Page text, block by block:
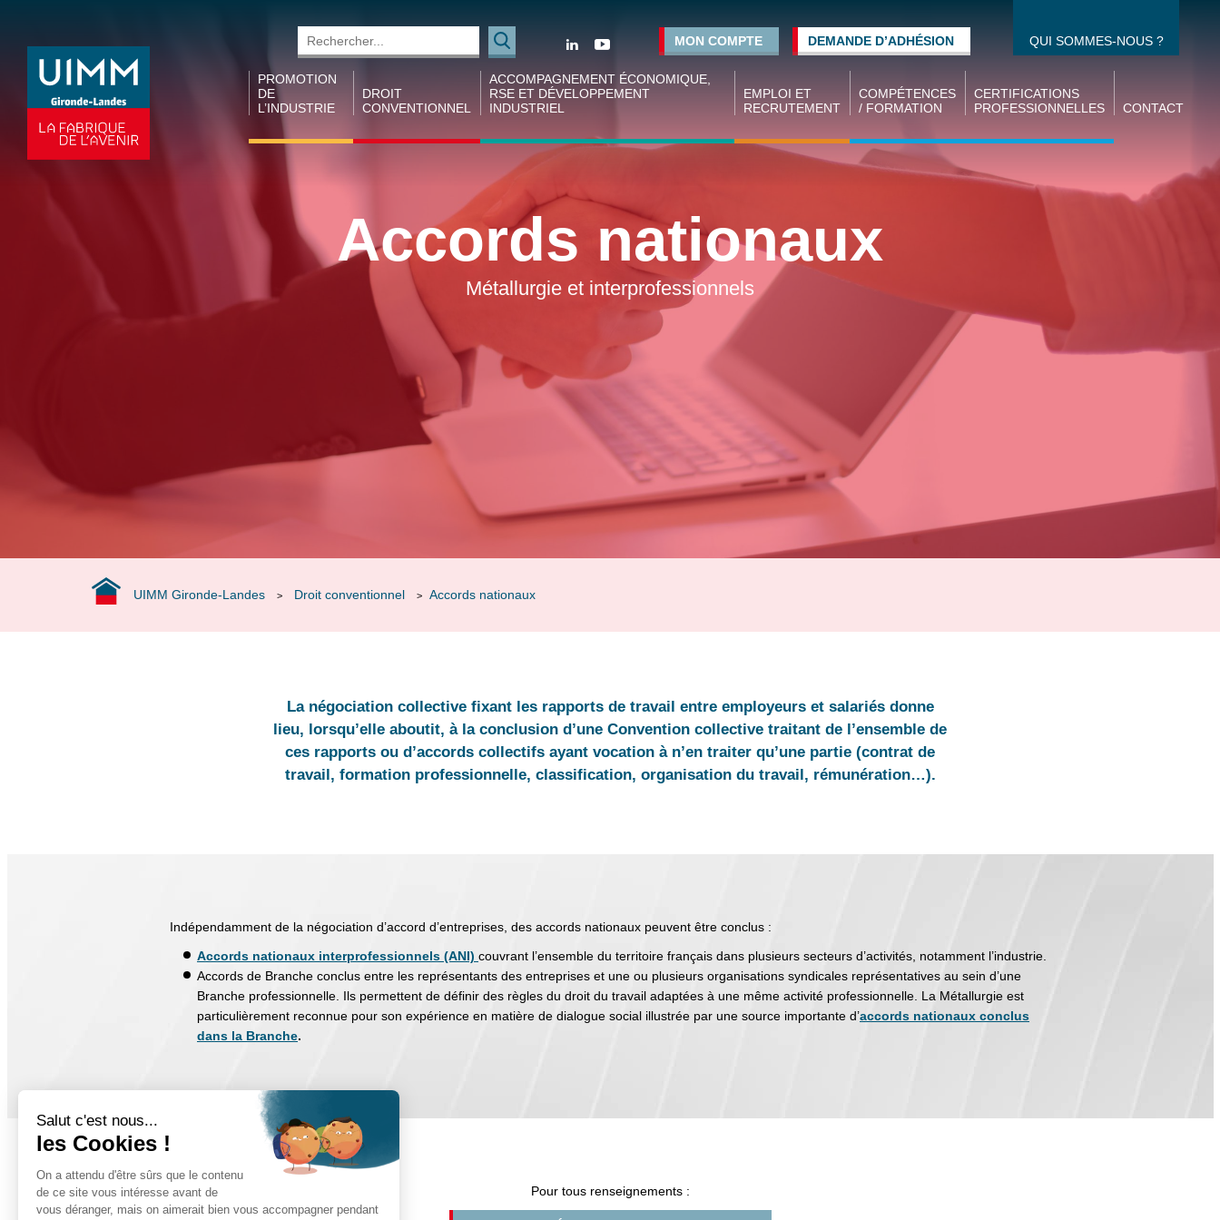
Rechercher Rechercher MON COMPTE DEMANDE D’ADHÉSION QUI SOMMES-NOUS ?
PROMOTION
DE
L’INDUSTRIE
Collecte de
taxe
d’apprentissage
(ARDACT)
l’aventure
Industriels
DROIT
CONVENTIONNEL
Convention
collective nationale
I&C
Accords nationaux
Convention
collective nationale
Métallurgie
ACCOMPAGNEMENT ÉCONOMIQUE,
RSE ET DÉVELOPPEMENT
INDUSTRIEL
Accompagnement des projets industriels
Financement des projets
Réseaux de dirigeants
Conseil et formation aux dirigeants
EMPLOI ET
RECRUTEMENT
Espace
Forum emploi
Industrie
Agence d’intérim
coopératif
(ACIER)
COMPÉTENCES
/ FORMATION
Gestion des
compétences
Alternance
Formations
d’ingénieurs
CERTIFICATIONS
PROFESSIONNELLES
CCPM / CCPI
CONTACT
Accords nationaux
Métallurgie et interprofessionnels
UIMM Gironde-Landes > Droit conventionnel > Accords nationaux
La négociation collective fixant les rapports de travail entre employeurs et salariés donne
lieu, lorsqu’elle aboutit, à la conclusion d’une Convention collective traitant de l’ensemble de
ces rapports ou d’accords collectifs ayant vocation à n’en traiter qu’une partie (contrat de
travail, formation professionnelle, classification, organisation du travail, rémunération…).
Indépendamment de la négociation d’accord d’entreprises, des accords nationaux peuvent être conclus :
Accords nationaux interprofessionnels (ANI) couvrant l’ensemble du territoire français dans plusieurs secteurs d’activités, notamment l’industrie.
Accords de Branche conclus entre les représentants des entreprises et une ou plusieurs organisations syndicales représentatives au sein d’une
Branche professionnelle. Ils permettent de définir des règles du droit du travail adaptées à une même activité professionnelle. La Métallurgie est
particulièrement reconnue pour son expérience en matière de dialogue social illustrée par une source importante d’accords nationaux conclus
dans la Branche.
Pour tous renseignements :
Salut c'est nous...
les Cookies !
On a attendu d'être sûrs que le contenu
de ce site vous intéresse avant de
vous déranger, mais on aimerait bien vous accompagner pendant